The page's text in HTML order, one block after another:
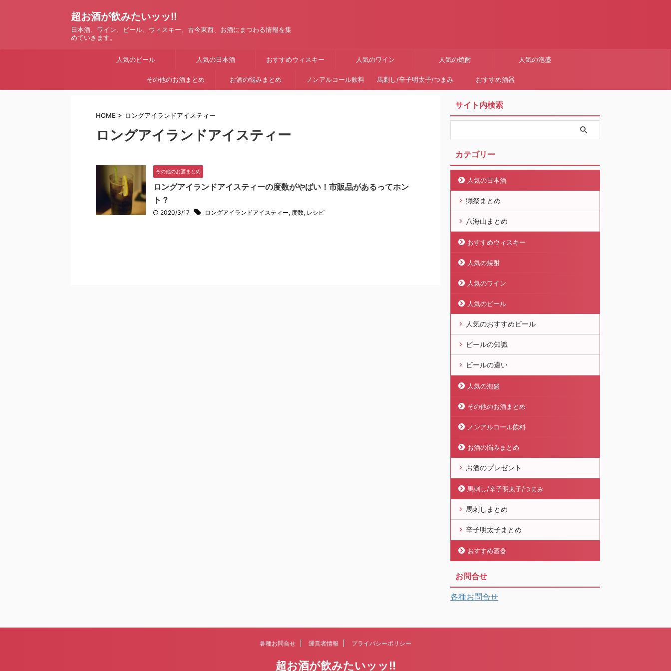
超お酒が飲みたいッッ!!
日本酒、ワイン、ビール、ウィスキー。古今東西、お酒にまつわる情報を集
めていきます。
人気のビール 人気の日本酒 おすすめウィスキー 人気のワイン 人気の焼酎 人気の泡盛
その他のお酒まとめ お酒の悩みまとめ ノンアルコール飲料 馬刺し/辛子明太子/つまみ おすすめ酒器
HOME > ロングアイランドアイスティー
ロングアイランドアイスティー
その他のお酒まとめ
ロングアイランドアイスティーの度数がやばい！市販品があるってホン
ト？
2020/3/17 ロングアイランドアイスティー, 度数, レシピ
サイト内検索
カテゴリー
人気の日本酒
獺祭まとめ
八海山まとめ
おすすめウィスキー
人気の焼酎
人気のワイン
人気のビール
人気のおすすめビール
ビールの知識
ビールの違い
人気の泡盛
その他のお酒まとめ
ノンアルコール飲料
お酒の悩みまとめ
お酒のプレゼント
馬刺し/辛子明太子/つまみ
馬刺しまとめ
辛子明太子まとめ
おすすめ酒器
お問合せ
各種お問合せ
各種お問合せ 運営者情報 プライバシーポリシー
超お酒が飲みたいッッ!!